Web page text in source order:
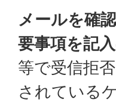
メールを確
要事項を記
等で受信拒
されている